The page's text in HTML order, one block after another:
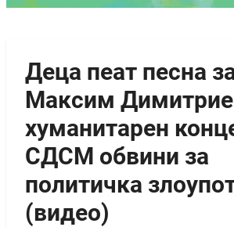
Деца пеат песна
Максим
хуманитарен
СДСМ обвини за
политичка
(видео)